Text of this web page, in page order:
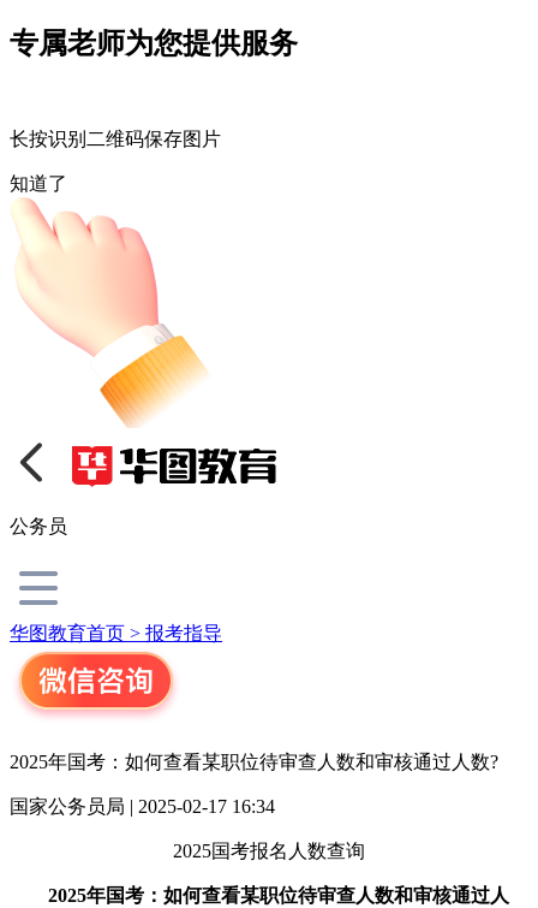
专属老师为您提供服务
长按识别二维码保存图片
知道了
公务员
华图教育首页 > 报考指导
2025年国考：如何查看某职位待审查人数和审核通过人数?
国家公务员局 | 2025-02-17 16:34
2025国考报名人数查询
2025年国考：如何查看某职位待审查人数和审核通过人